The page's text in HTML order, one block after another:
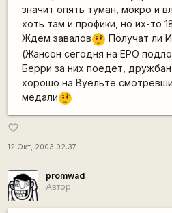
значит опять туман, мокро и
хоть там и профики, но их-то
Ждем завалов??? Получат ли
(Жансон сегодня на ЕРО
Берри за них поедет,
хорошо на Вуельте
медали???
favorite_border
12 Окт, 2003 02:37
promwad
Автор